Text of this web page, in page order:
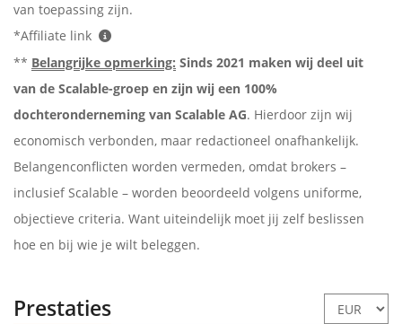
van toepassing zijn.
*Affiliate link
** Belangrijke opmerking: Sinds 2021 maken wij deel uit
van de Scalable-groep en zijn wij een 100%
dochteronderneming van Scalable AG. Hierdoor zijn wij
economisch verbonden, maar redactioneel onafhankelijk.
Belangenconflicten worden vermeden, omdat brokers –
inclusief Scalable – worden beoordeeld volgens uniforme,
objectieve criteria. Want uiteindelijk moet jij zelf beslissen
hoe en bij wie je wilt beleggen.
Prestaties